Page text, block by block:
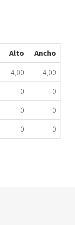
Alto
Ancho
4,00
4,00
0
0
0
0
0 0